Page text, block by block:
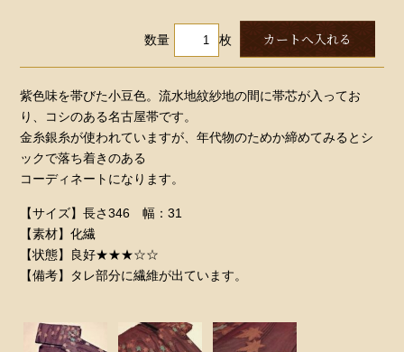
数量 枚
紫色味を帯びた小豆色。流水地紋紗地の間に帯芯が入ってお
り、コシのある名古屋帯です。
金糸銀糸が使われていますが、年代物のためか締めてみるとシ
ックで落ち着きのある
コーディネートになります。
【サイズ】長さ346 幅：31
【素材】化繊
【状態】良好★★★☆☆
【備考】タレ部分に繊維が出ています。